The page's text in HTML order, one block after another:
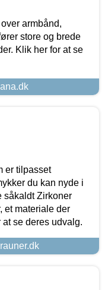
armbånd,
store og brede
Klik her for at se
er tilpasset
du kan nyde i
såkaldt Zirkoner
et materiale der
se deres udvalg.